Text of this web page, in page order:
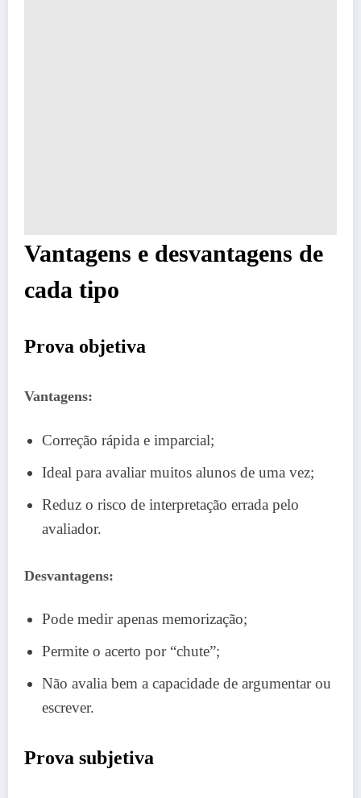
Vantagens e desvantagens de
cada tipo
Prova objetiva
Vantagens:
Correção rápida e imparcial;
Ideal para avaliar muitos alunos de uma vez;
Reduz o risco de interpretação errada pelo
avaliador.
Desvantagens:
Pode medir apenas memorização;
Permite o acerto por “chute”;
Não avalia bem a capacidade de argumentar ou
escrever.
Prova subjetiva